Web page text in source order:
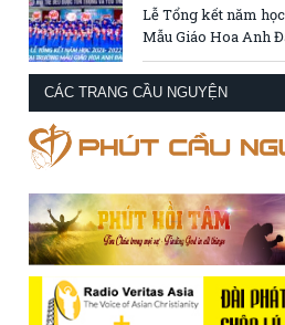
Lễ Tổng kết năm
Mẫu Giáo Hoa Anh
CÁC TRANG CẦU NGUYỆN